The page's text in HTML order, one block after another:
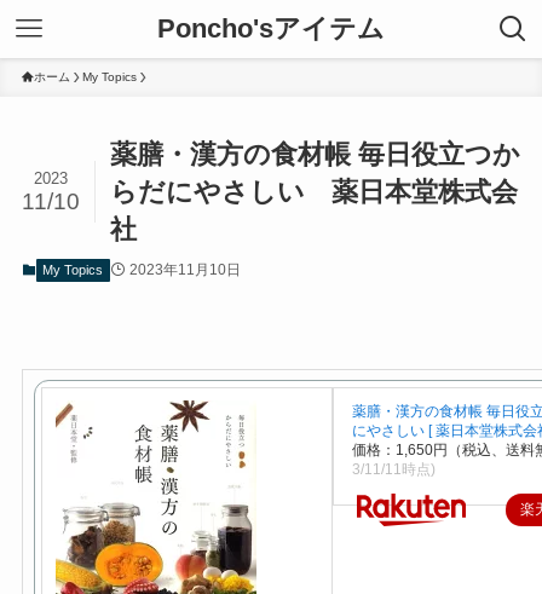
Poncho'sアイテム
ホーム My Topics
薬膳・漢方の食材帳 毎日役立つか
らだにやさしい 薬日本堂株式会
社
2023
11/10
My Topics 2023年11月10日
薬膳・漢方の食材帳 毎日役
にやさしい [ 薬日本堂株式会
価格：1,650円（税込、送料
3/11/11時点)
楽